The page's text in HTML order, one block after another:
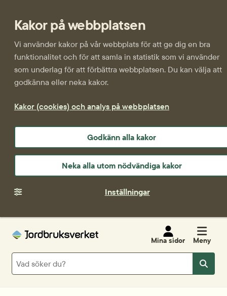
Kakor på webbplatsen
Vi använder kakor på vår webbplats för att ge dig en bra
funktionalitet och för att samla in statistik som vi använder
som underlag för att förbättra webbplatsen. Du kan välja att
godkänna eller neka kakor.
Kakor (cookies) och analys på webbplatsen
Godkänn alla kakor
Neka alla utom nödvändiga kakor
Inställningar
Mina sidor Meny
Sök
Sök